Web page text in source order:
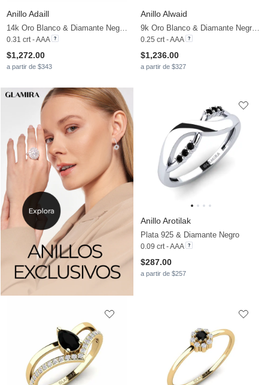
Anillo Adaill
0.31 crt - AAA
$1,272.00
a partir de $343
Anillo Alwaid
0.25 crt - AAA
$1,236.00
a partir de $327
Anillo Arotilak
Plata 925 & Diamante Negro
0.09 crt - AAA
$287.00
a partir de $257